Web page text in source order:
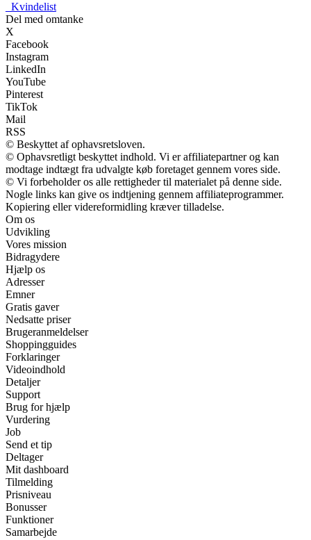
Kvindelist
Del med omtanke
X
Facebook
Instagram
LinkedIn
YouTube
Pinterest
TikTok
Mail
RSS
© Beskyttet af ophavsretsloven.
© Ophavsretligt beskyttet indhold. Vi er affiliatepartner og kan
modtage indtægt fra udvalgte køb foretaget gennem vores side.
© Vi forbeholder os alle rettigheder til materialet på denne side.
Nogle links kan give os indtjening gennem affiliateprogrammer.
Kopiering eller videreformidling kræver tilladelse.
Om os
Udvikling
Vores mission
Bidragydere
Hjælp os
Adresser
Emner
Gratis gaver
Nedsatte priser
Brugeranmeldelser
Shoppingguides
Forklaringer
Videoindhold
Detaljer
Support
Brug for hjælp
Vurdering
Job
Send et tip
Deltager
Mit dashboard
Tilmelding
Prisniveau
Bonusser
Funktioner
Samarbejde